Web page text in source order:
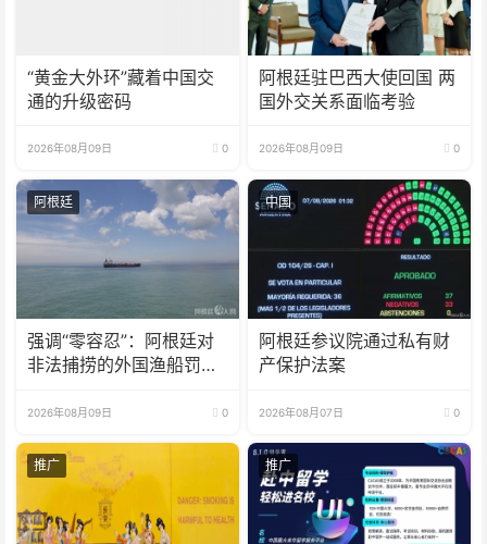
“黄金大外环”藏着中国交
通的升级密码
2026年08月09日 0
阿根廷驻巴西大使回国 两
国外交关系面临考验
2026年08月09日 0
阿根廷
强调“零容忍”：阿根廷对
非法捕捞的外国渔船罚款
2026年08月09日 0
中国
阿根廷参议院通过私有财
产保护法案
2026年08月07日 0
推广 推广